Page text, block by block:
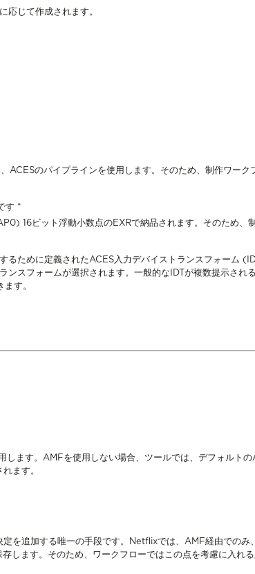
応じて作成されます。
ACESのパイプラインを使用します。そのため、制作ワーク
す *
16ビット浮動小数点のEXRで納品されます。そのため、
るために定義されたACES入力デバイストランスフォーム
ンスフォームが選択されます。一般的なIDTが複数提示され
す。
ます。AMFを使用しない場合、ツールでは、デフォルトの
ます。
を追加する唯一の手段です。Netflixでは、AMF経由でのみ
します。そのため、ワークフローではこの点を考慮に入れ